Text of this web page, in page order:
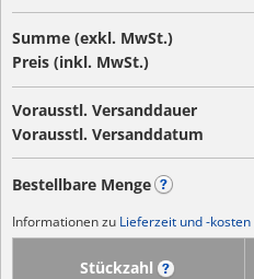
Summe (exkl. MwSt.)
Preis (inkl. MwSt.)
Vorausstl. Versanddauer
Vorausstl. Versanddatum
Bestellbare Menge
Informationen zu Lieferzeit und -kosten
Stückzahl